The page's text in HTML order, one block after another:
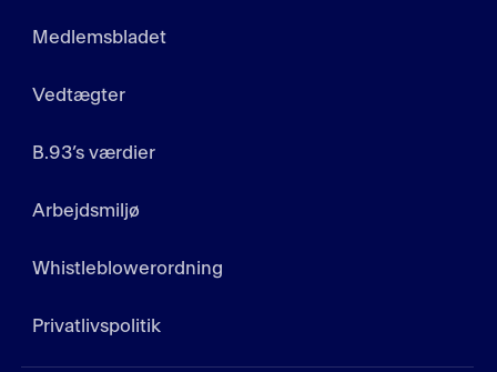
Medlemsbladet
Vedtægter
B.93’s værdier
Arbejdsmiljø
Whistleblowerordning
Privatlivspolitik